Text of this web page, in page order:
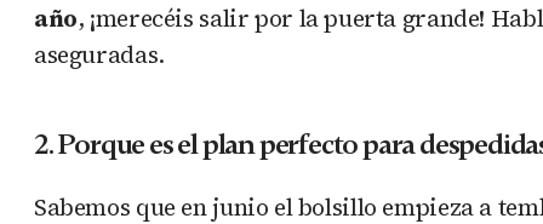
año, ¡merecéis salir por la puerta grande!
aseguradas.
2. Porque es el plan perfecto para
Sabemos que en junio el bolsillo empieza a